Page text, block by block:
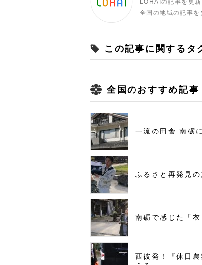
LOHAIの記事を更新
全国の地域の記事を
この記事に関するタ
全国のおすすめ記事
一流の田舎 南砺
ふるさと再発見の
南砺で感じた「衣
西彼発！『休日